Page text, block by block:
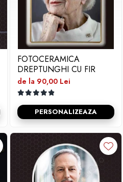
FOTOCERAMICA
DREPTUNGHI CU FIR
de la 90,00 Lei
PERSONALIZEAZA